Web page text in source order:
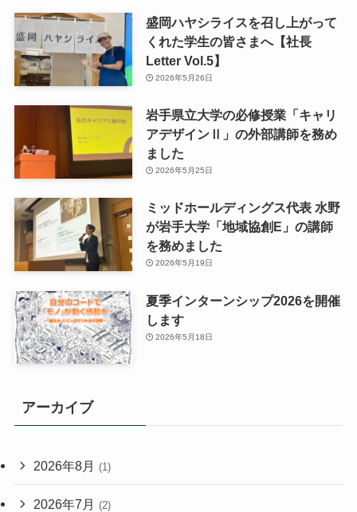
盛岡ハヤシライスを召し上がって
くれた学生の皆さまへ【社長
Letter Vol.5】
2026年5月26日
岩手県立大学の必修授業「キャリ
アデザインⅡ」の外部講師を務め
ました
2026年5月25日
ミッドホールディングス代表 水野
が岩手大学「地域協創E」の講師
を務めました
2026年5月19日
夏季インターンシップ2026を開催
します
2026年5月18日
アーカイブ
2026年8月 (1)
2026年7月 (2)